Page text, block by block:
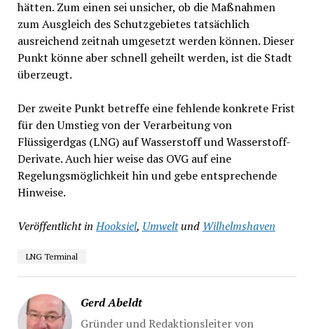
hätten. Zum einen sei unsicher, ob die Maßnahmen
zum Ausgleich des Schutzgebietes tatsächlich
ausreichend zeitnah umgesetzt werden können. Dieser
Punkt könne aber schnell geheilt werden, ist die Stadt
überzeugt.
Der zweite Punkt betreffe eine fehlende konkrete Frist
für den Umstieg von der Verarbeitung von
Flüssigerdgas (LNG) auf Wasserstoff und Wasserstoff-
Derivate. Auch hier weise das OVG auf eine
Regelungsmöglichkeit hin und gebe entsprechende
Hinweise.
Veröffentlicht in Hooksiel, Umweltund Wilhelmshaven
LNG Terminal
Gerd Abeldt
Gründer und Redaktionsleiter von